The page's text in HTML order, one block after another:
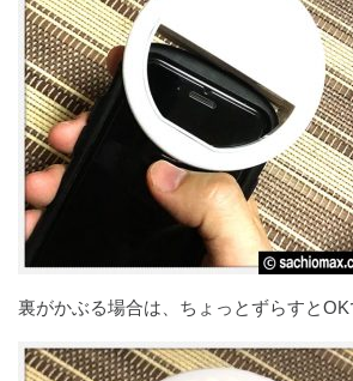
裏がかぶる場合は、ちょっとずらすとOK